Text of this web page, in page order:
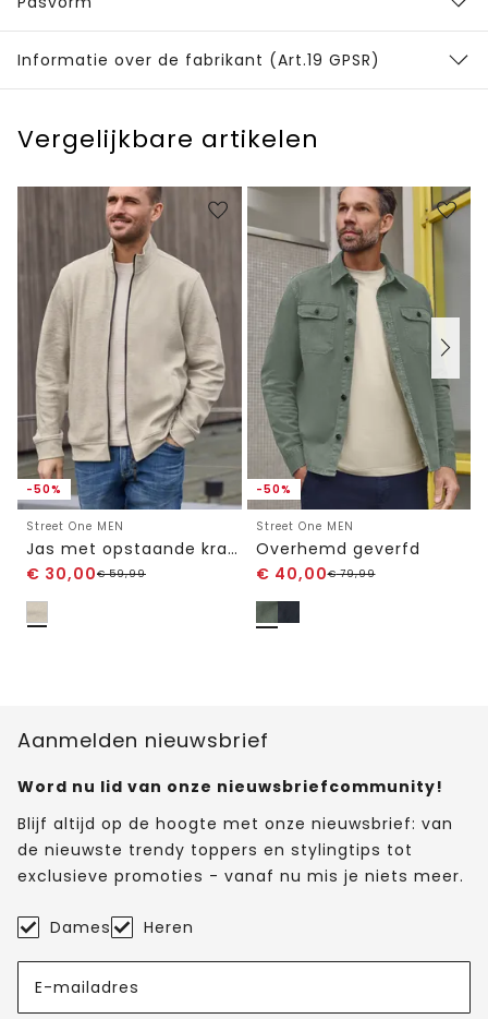
Informatie over de fabrikant (Art.19 GPSR)
Vergelijkbare artikelen
-50%
Street One MEN
Jas met opstaande kraag in gemêleerde look
€ 30,00€59,99
-50%
Street One MEN
Overhemd geverfd
€ 40,00€79,99
Aanmelden nieuwsbrief
Word nu lid van onze nieuwsbriefcommunity!
Blijf altijd op de hoogte met onze nieuwsbrief: van
de nieuwste trendy toppers en stylingtips tot
exclusieve promoties - vanaf nu mis je niets meer.
Dames Heren
E-mailadres